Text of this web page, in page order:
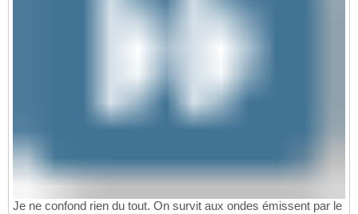
Je ne confond rien du tout. On survit aux ondes émissent par le